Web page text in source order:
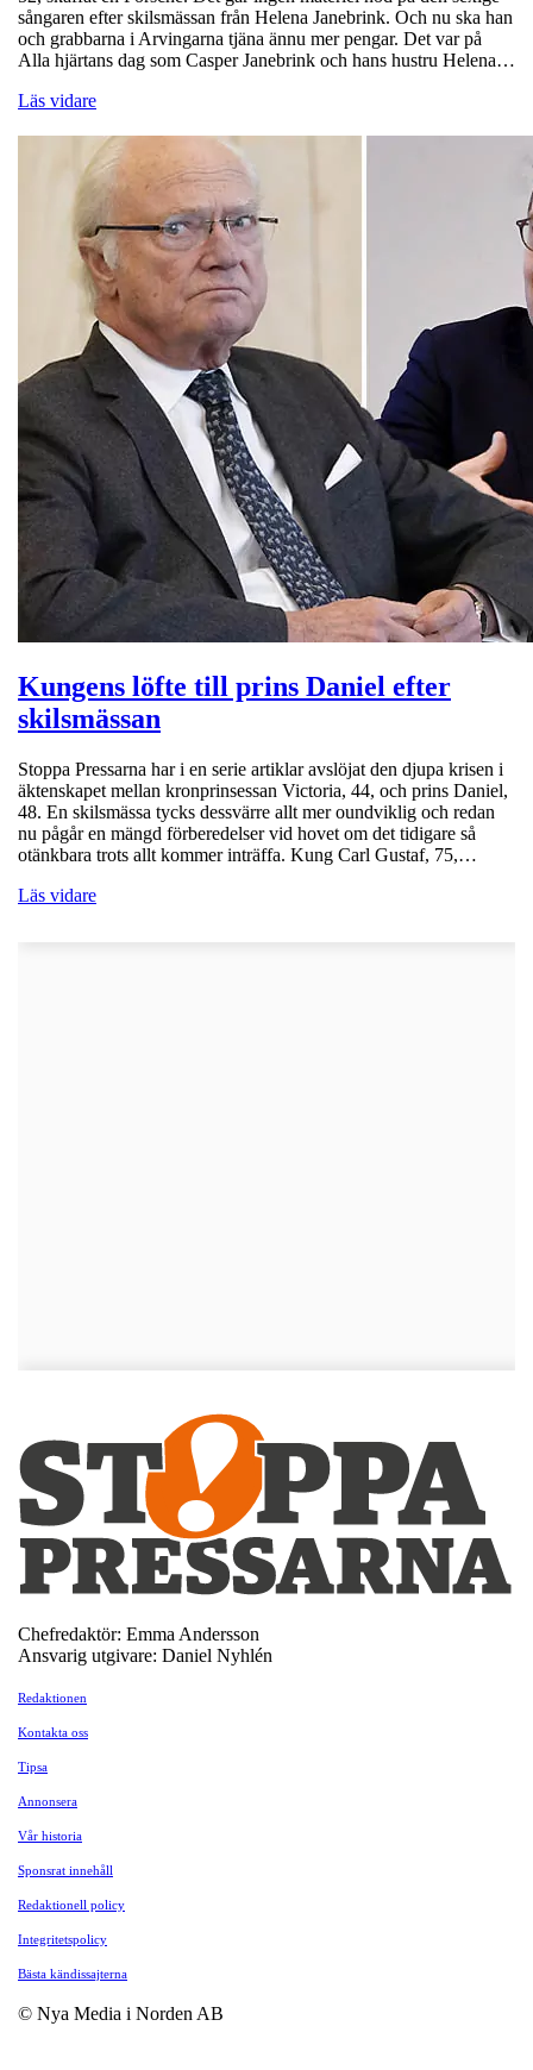
sångaren efter skilsmässan från Helena Janebrink. Och nu ska han
och grabbarna i Arvingarna tjäna ännu mer pengar. Det var på
Alla hjärtans dag som Casper Janebrink och hans hustru Helena…
Läs vidare
Kungens löfte till prins Daniel efter
skilsmässan
Stoppa Pressarna har i en serie artiklar avslöjat den djupa krisen i
äktenskapet mellan kronprinsessan Victoria, 44, och prins Daniel,
48. En skilsmässa tycks dessvärre allt mer oundviklig och redan
nu pågår en mängd förberedelser vid hovet om det tidigare så
otänkbara trots allt kommer inträffa. Kung Carl Gustaf, 75,…
Läs vidare
Chefredaktör: Emma Andersson
Ansvarig utgivare: Daniel Nyhlén
Redaktionen
Kontakta oss
Tipsa
Annonsera
Vår historia
Sponsrat innehåll
Redaktionell policy
Integritetspolicy
Bästa kändissajterna
© Nya Media i Norden AB